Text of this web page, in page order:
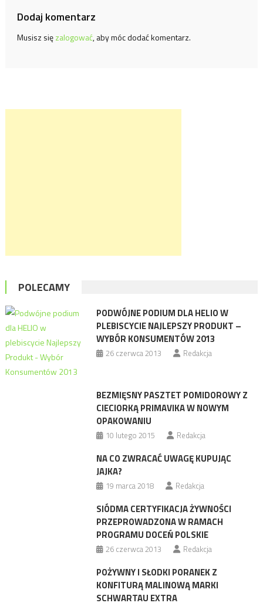
Dodaj komentarz
Musisz sięzalogować, aby móc dodać komentarz.
POLECAMY
PODWÓJNE PODIUM DLA HELIO W
PLEBISCYCIE NAJLEPSZY PRODUKT –
WYBÓR KONSUMENTÓW 2013
26 czerwca 2013 Redakcja
BEZMIĘSNY PASZTET POMIDOROWY Z
CIECIORKĄ PRIMAVIKA W NOWYM
OPAKOWANIU
10 lutego 2015 Redakcja
NA CO ZWRACAĆ UWAGĘ KUPUJĄC
JAJKA?
19 marca 2018 Redakcja
SIÓDMA CERTYFIKACJA ŻYWNOŚCI
PRZEPROWADZONA W RAMACH
PROGRAMU DOCEŃ POLSKIE
26 czerwca 2013 Redakcja
POŻYWNY I SŁODKI PORANEK Z
KONFITURĄ MALINOWĄ MARKI
SCHWARTAU EXTRA